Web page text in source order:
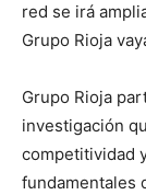
red se irá
Grupo Rioja
Grupo Rioja
investigación
competitividad
fundamentales